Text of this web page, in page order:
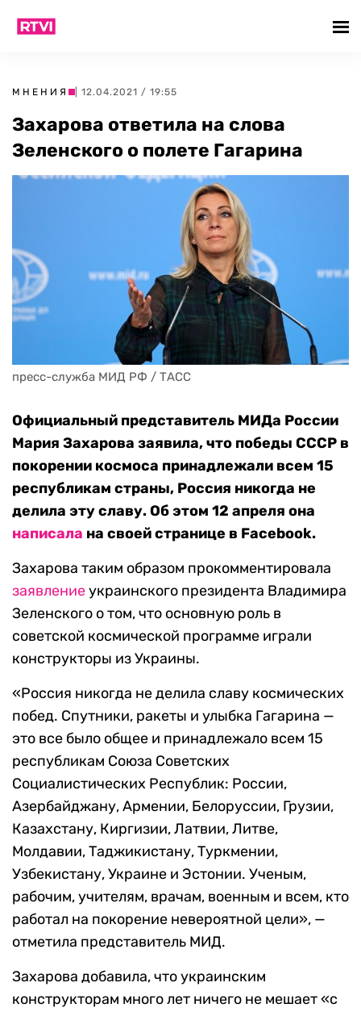
МНЕНИЯ | 12.04.2021 / 19:55
Захарова ответила на слова
Зеленского о полете Гагарина
пресс-служба МИД РФ / ТАСС
Официальный представитель МИДа России
Мария Захарова заявила, что победы СССР в
покорении космоса принадлежали всем 15
республикам страны, Россия никогда не
делила эту славу. Об этом 12 апреля она
написала на своей странице в Facebook.
Захарова таким образом прокомментировала
заявлениеукраинского президента Владимира
Зеленского о том, что основную роль в
советской космической программе играли
конструкторы из Украины.
«Россия никогда не делила славу космических
побед. Спутники, ракеты и улыбка Гагарина —
это все было общее и принадлежало всем 15
республикам Союза Советских
Социалистических Республик: России,
Азербайджану, Армении, Белоруссии, Грузии,
Казахстану, Киргизии, Латвии, Литве,
Молдавии, Таджикистану, Туркмении,
Узбекистану, Украине и Эстонии. Ученым,
рабочим, учителям, врачам, военным и всем, кто
работал на покорение невероятной цели», —
отметила представитель МИД.
Захарова добавила, что украинским
конструкторам много лет ничего не мешает «с